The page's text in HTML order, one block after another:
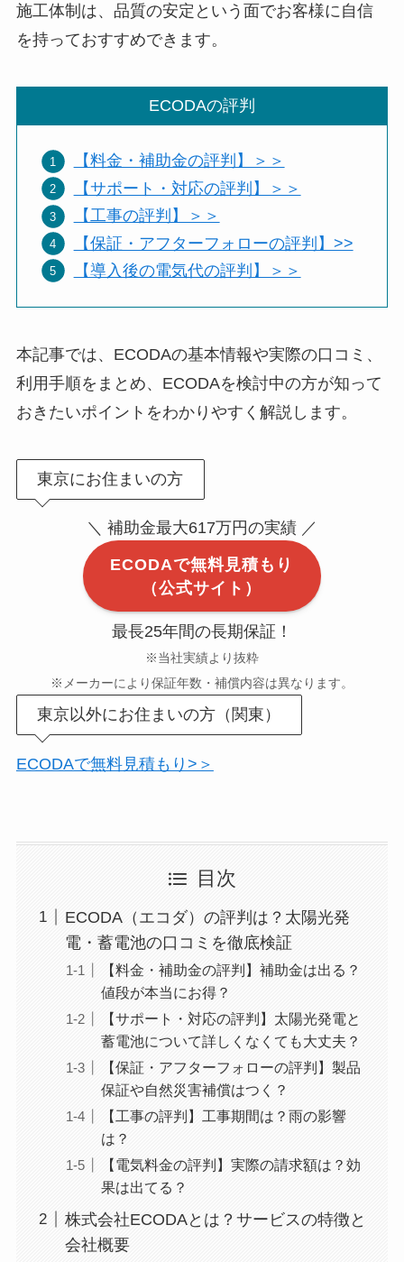
施工体制は、品質の安定という面でお客様に自信
を持っておすすめできます。
ECODAの評判
【料金・補助金の評判】＞＞
【サポート・対応の評判】＞＞
【工事の評判】＞＞
【保証・アフターフォローの評判】>>
【導入後の電気代の評判】＞＞
本記事では、ECODAの基本情報や実際の口コミ、
利用手順をまとめ、ECODAを検討中の方が知って
おきたいポイントをわかりやすく解説します。
東京にお住まいの方
＼ 補助金最大617万円の実績 ／
ECODAで無料見積もり
（公式サイト）
最長25年間の長期保証！
※当社実績より抜粋
※メーカーにより保証年数・補償内容は異なります。
東京以外にお住まいの方（関東）
ECODAで無料見積もり>＞
目次
ECODA（エコダ）の評判は？太陽光発
電・蓄電池の口コミを徹底検証
【料金・補助金の評判】補助金は出る？
値段が本当にお得？
【サポート・対応の評判】太陽光発電と
蓄電池について詳しくなくても大丈夫？
【保証・アフターフォローの評判】製品
保証や自然災害補償はつく？
【工事の評判】工事期間は？雨の影響
は？
【電気料金の評判】実際の請求額は？効
果は出てる？
株式会社ECODAとは？サービスの特徴と
会社概要